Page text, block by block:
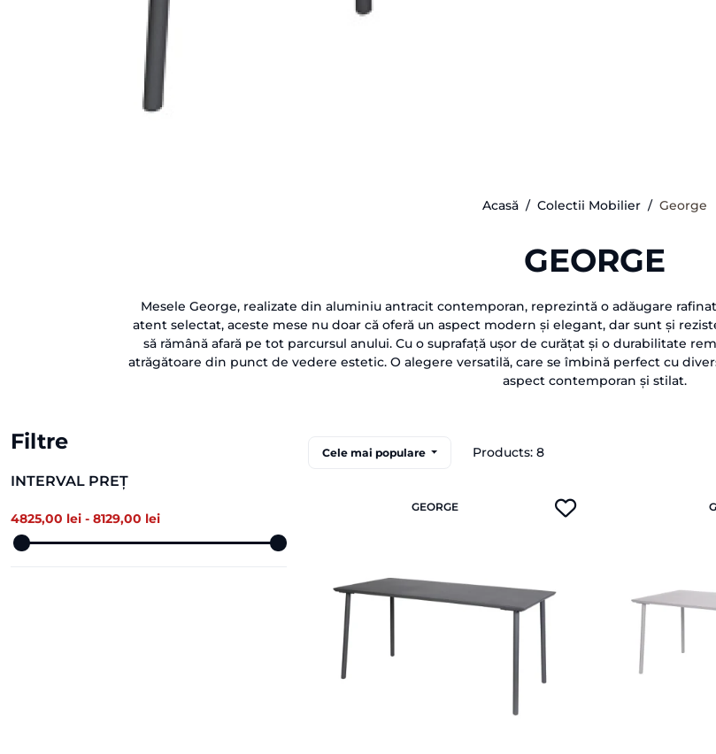
Acasă Colectii Mobilier George
GEORGE
Mesele George, realizate din aluminiu antracit contemporan, reprezintă o adăugare
atent selectat, aceste mese nu doar că oferă un aspect modern și elegant, dar sunt și
să rămână afară pe tot parcursul anului. Cu o suprafață ușor de curățat și o durabilitate
atrăgătoare din punct de vedere estetic. O alegere versatilă, care se îmbină perfect cu
aspect contemporan și stilat.
Filtre
INTERVAL PREȚ
4825,00 lei - 8129,00 lei
Cele mai populare Products: 8
GEORGE